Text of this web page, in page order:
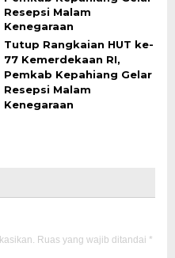
Tutup Rangkaian HUT ke-
77 Kemerdekaan RI,
Pemkab Kepahiang Gelar
Resepsi Malam
Kenegaraan
Ruas yang wajib ditandai *